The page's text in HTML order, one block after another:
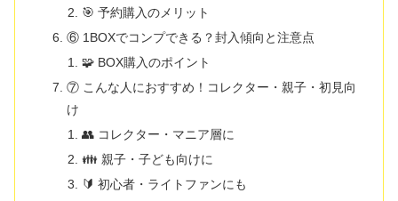
🎯 予約購入のメリット
⑥ 1BOXでコンプできる？封入傾向と注意点
🧩 BOX購入のポイント
⑦ こんな人におすすめ！コレクター・親子・初見向
け
👥 コレクター・マニア層に
👪 親子・子ども向けに
🔰 初心者・ライトファンにも